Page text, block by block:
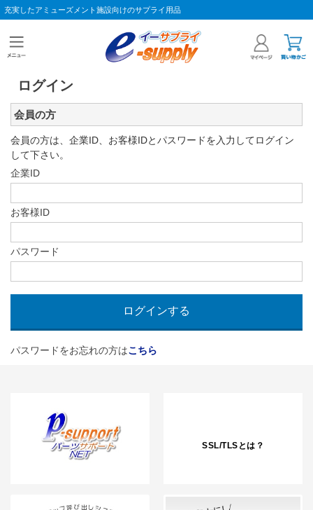
充実したアミューズメント施設向けのサプライ用品
ログイン
会員の方
会員の方は、企業ID、お客様IDとパスワードを入力してログイン
して下さい。
企業ID
お客様ID
パスワード
パスワードをお忘れの方はこちら
SSL/TLSとは？